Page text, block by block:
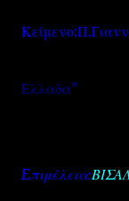
Από το
Ελλαδα"
Eπιμέλεια: